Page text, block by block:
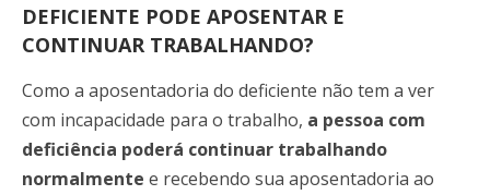
DEFICIENTE PODE APOSENTAR E
CONTINUAR TRABALHANDO?
Como a aposentadoria do deficiente não tem a ver
com incapacidade para o trabalho, a pessoa com
deficiência poderá continuar trabalhando
normalmente e recebendo sua aposentadoria ao